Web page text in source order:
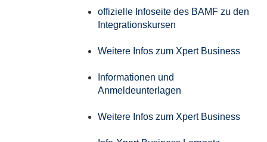
offizielle Infoseite des BAMF zu den
Integrationskursen
Weitere Infos zum Xpert Business
Informationen und
Anmeldeunterlagen
Weitere Infos zum Xpert Business